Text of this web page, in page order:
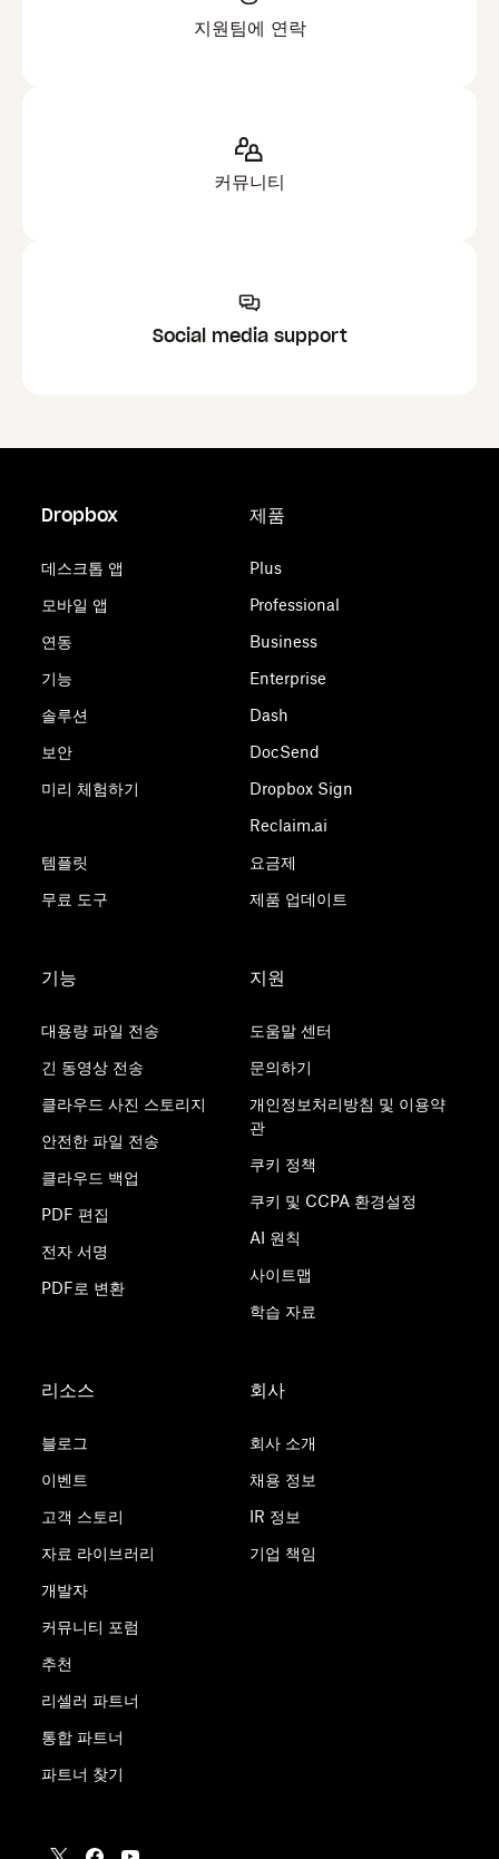
지원팀에 연락
커뮤니티
Social media support
Dropbox
데스크톱 앱
모바일 앱
연동
기능
솔루션
보안
미리 체험하기
템플릿
무료 도구
제품
Plus
Professional
Business
Enterprise
Dash
DocSend
Dropbox Sign
Reclaim.ai
요금제
제품 업데이트
기능
대용량 파일 전송
긴 동영상 전송
클라우드 사진 스토리지
안전한 파일 전송
클라우드 백업
PDF 편집
전자 서명
PDF로 변환
지원
도움말 센터
문의하기
개인정보처리방침 및 이용약
관
쿠키 정책
쿠키 및 CCPA 환경설정
AI 원칙
사이트맵
학습 자료
리소스
블로그
이벤트
고객 스토리
자료 라이브러리
개발자
커뮤니티 포럼
추천
리셀러 파트너
통합 파트너
파트너 찾기
회사
회사 소개
채용 정보
IR 정보
기업 책임